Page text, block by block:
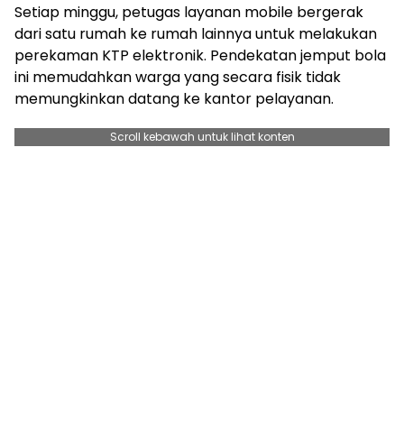
Setiap minggu, petugas layanan mobile bergerak
dari satu rumah ke rumah lainnya untuk melakukan
perekaman KTP elektronik. Pendekatan jemput bola
ini memudahkan warga yang secara fisik tidak
memungkinkan datang ke kantor pelayanan.
Scroll kebawah untuk lihat konten